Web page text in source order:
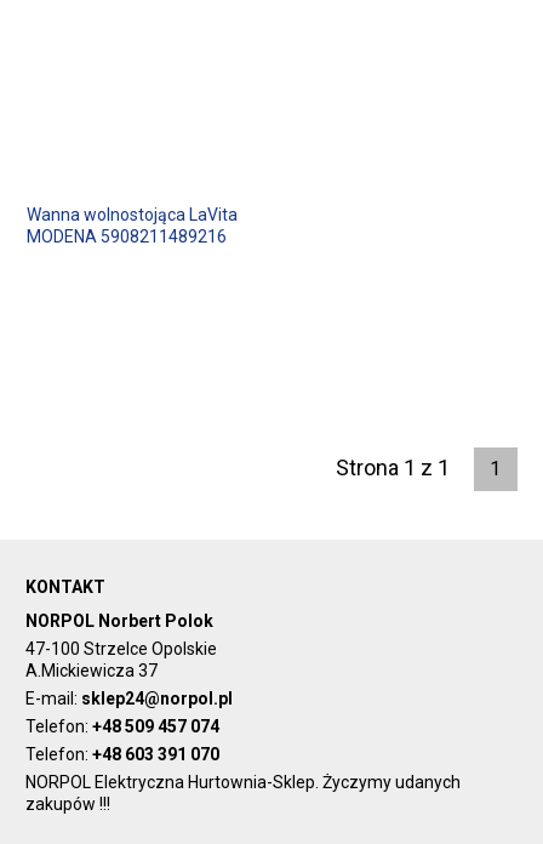
Wanna wolnostojąca LaVita
MODENA 5908211489216
Strona 1 z 1 1
KONTAKT
NORPOL Norbert Polok
47-100 Strzelce Opolskie
A.Mickiewicza 37
E-mail: sklep24@norpol.pl
Telefon:+48 509 457 074
Telefon:+48 603 391 070
NORPOL Elektryczna Hurtownia-Sklep. Życzymy udanych
zakupów !!!